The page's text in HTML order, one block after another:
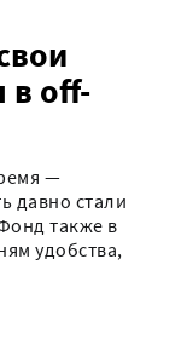
в off-
—
давно стали
также в
удобства,